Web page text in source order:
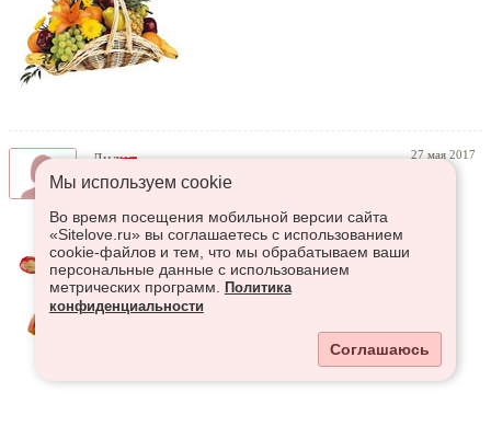
27 мая 2017
Лидия
Мы используем сookie
Во время посещения мобильной версии сайта
«Sitelove.ru» вы соглашаетесь с использованием
cookie-файлов и тем, что мы обрабатываем ваши
персональные данные с использованием
метрических программ.
Политика
конфиденциальности
Соглашаюсь